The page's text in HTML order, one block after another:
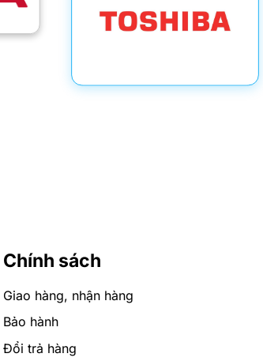
Chính sách
Giao hàng, nhận hàng
Bảo hành
Đổi trả hàng